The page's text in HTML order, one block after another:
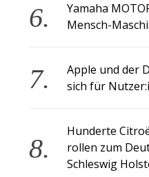
Yamaha
Mensch-
Apple und der
sich für
Hunderte
rollen zum
Schleswig